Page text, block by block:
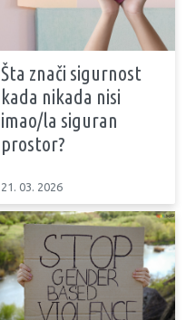
Šta znači sigurnost
kada nikada nisi
imao/la siguran
prostor?
21. 03. 2026